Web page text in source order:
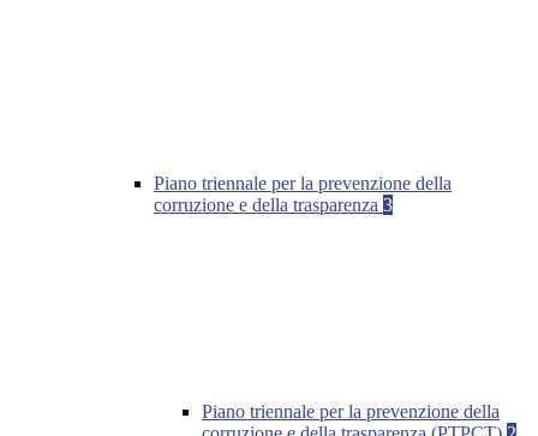
Piano triennale per la prevenzione della
corruzione e della trasparenza 3
Piano triennale per la prevenzione della